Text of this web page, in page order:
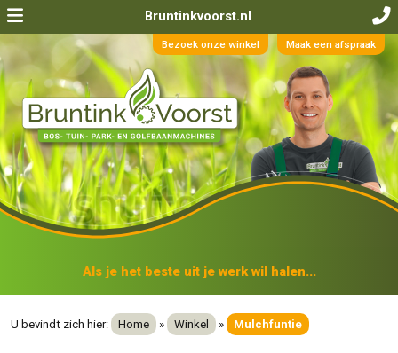
Bruntinkvoorst.nl
Bezoek onze winkel Maak een afspraak
Als je het beste uit je werk wil halen...
U bevindt zich hier: Home » Winkel » Mulchfuntie